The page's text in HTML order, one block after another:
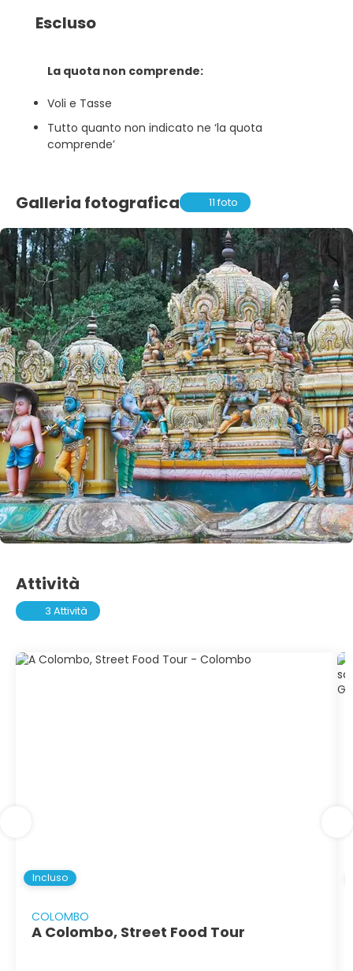
Escluso
La quota non comprende:
Voli e Tasse
Tutto quanto non indicato ne ‘la quota
comprende’
Galleria fotografica 11 foto
Attività
3 Attività
Incluso
COLOMBO
A Colombo, Street Food Tour